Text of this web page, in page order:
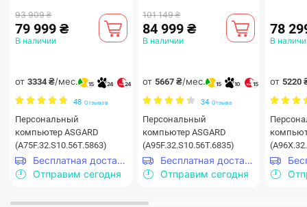
93 909 ₴
79 999 ₴
В наличии
от 3334 ₴/мес. 15 24 24
48 Отзывов
Персональный
компьютер ASGARD
(A75F.32.S10.56T.5863)
Бесплатная доставка
Отправим сегодня
101 149 ₴
84 999 ₴
В наличии
от 5667 ₴/мес. 15 10 15
34 Отзыва
Персональный
компьютер ASGARD
(A95F.32.S10.56T.6835)
Бесплатная доставка
Отправим сегодня
78
В
от 5220